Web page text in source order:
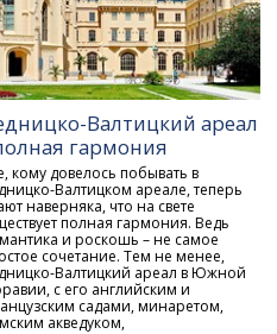
Валтицкий ареал
гармония
кому довелось побывать в
Валтицком ареале, теперь
наверняка, что на свете
полная гармония. Ведь
и роскошь – не самое
сочетание. Тем не менее,
Валтицкий ареал в Южной
с его английским и
садами, минаретом,
акведуком,